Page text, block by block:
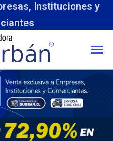
Instituciones y